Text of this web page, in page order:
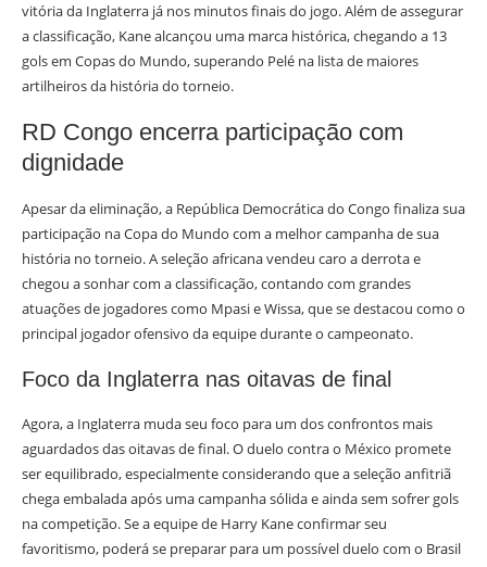
vitória da Inglaterra já nos minutos finais do jogo. Além de assegurar
a classificação, Kane alcançou uma marca histórica, chegando a 13
gols em Copas do Mundo, superando Pelé na lista de maiores
artilheiros da história do torneio.
RD Congo encerra participação com
dignidade
Apesar da eliminação, a República Democrática do Congo finaliza sua
participação na Copa do Mundo com a melhor campanha de sua
história no torneio. A seleção africana vendeu caro a derrota e
chegou a sonhar com a classificação, contando com grandes
atuações de jogadores como Mpasi e Wissa, que se destacou como o
principal jogador ofensivo da equipe durante o campeonato.
Foco da Inglaterra nas oitavas de final
Agora, a Inglaterra muda seu foco para um dos confrontos mais
aguardados das oitavas de final. O duelo contra o México promete
ser equilibrado, especialmente considerando que a seleção anfitriã
chega embalada após uma campanha sólida e ainda sem sofrer gols
na competição. Se a equipe de Harry Kane confirmar seu
favoritismo, poderá se preparar para um possível duelo com o Brasil